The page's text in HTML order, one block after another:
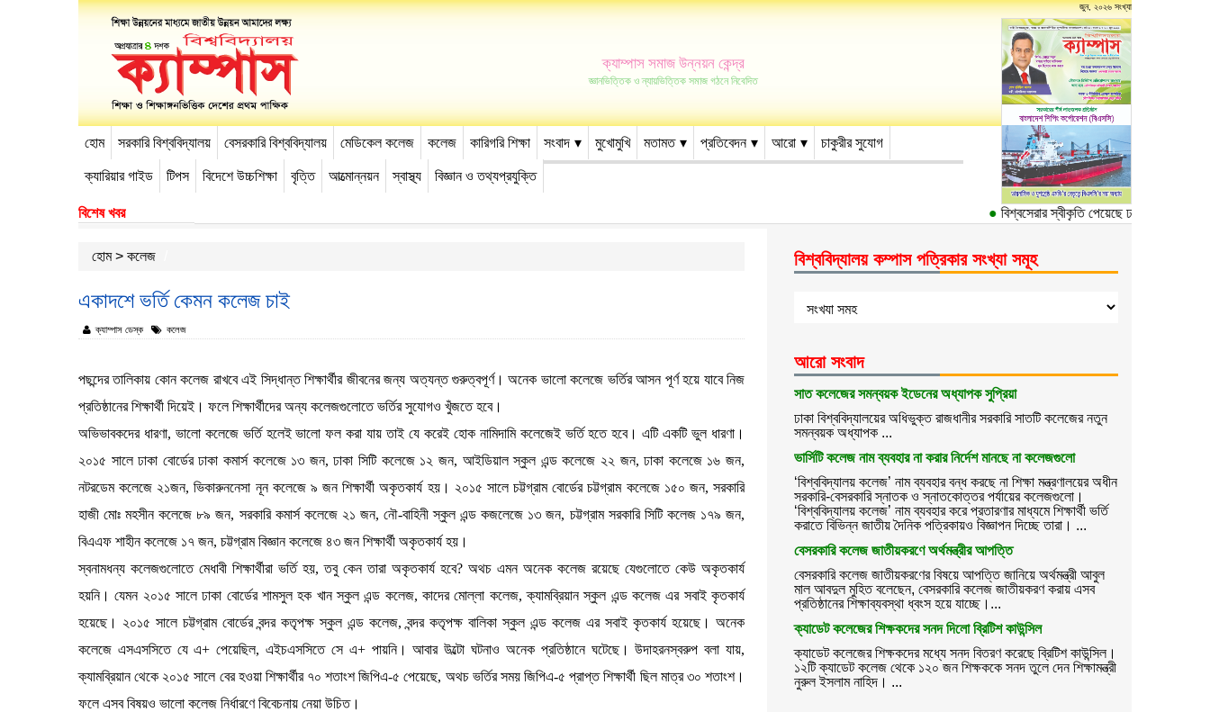
ক্যাম্পাস সমাজ উন্নয়ন কেন্দ্র
জ্ঞানভিত্তিক ও ন্যায়ভিত্তিক সমাজ গঠনে নিবেদিত
জুন, ২০২৬ সংখ্যা
হোম সরকারি বিশ্ববিদ্যালয় বেসরকারি বিশ্ববিদ্যালয় মেডিকেল কলেজ কলেজ কারিগরি শিক্ষা সংবাদ মুখোমুখি মতামত প্রতিবেদন আরো চাকুরীর সুযোগ
ক্যারিয়ার গাইড টিপস বিদেশে উচ্চশিক্ষা বৃত্তি আত্মোন্নয়ন স্বাস্থ্য বিজ্ঞান ও তথ্যপ্রযুক্তি
-->
বিশেষ খবর বিশ্বসেরার স্বীকৃতি পেয়েছে ঢাকা বিশ্ববিদ্যালয়ের
হোম> কলেজ
একাদশে ভর্তি কেমন কলেজ চাই
ক্যাম্পাস ডেস্ক কলেজ
পছন্দের তালিকায় কোন কলেজ রাখবে এই সিদ্ধান্ত শিক্ষার্থীর জীবনের জন্য অত্যন্ত গুরুত্বপূর্ণ। অনেক ভালো কলেজে ভর্তির আসন পূর্ণ হয়ে যাবে নিজ
প্রতিষ্ঠানের শিক্ষার্থী দিয়েই। ফলে শিক্ষার্থীদের অন্য কলেজগুলোতে ভর্তির সুযোগও খুঁজতে হবে।
অভিভাবকদের ধারণা, ভালো কলেজে ভর্তি হলেই ভালো ফল করা যায় তাই যে করেই হোক নামিদামি কলেজেই ভর্তি হতে হবে। এটি একটি ভুল ধারণা।
২০১৫ সালে ঢাকা বোর্ডের ঢাকা কমার্স কলেজে ১৩ জন, ঢাকা সিটি কলেজে ১২ জন, আইডিয়াল স্কুল এন্ড কলেজে ২২ জন, ঢাকা কলেজে ১৬ জন,
নটরডেম কলেজে ২১জন, ভিকারুননেসা নূন কলেজে ৯ জন শিক্ষার্থী অকৃতকার্য হয়। ২০১৫ সালে চট্টগ্রাম বোর্ডের চট্টগ্রাম কলেজে ১৫০ জন, সরকারি
হাজী মোঃ মহসীন কলেজে ৮৯ জন, সরকারি কমার্স কলেজে ২১ জন, নৌ-বাহিনী স্কুল এন্ড কজলেজে ১৩ জন, চট্টগ্রাম সরকারি সিটি কলেজ ১৭৯ জন,
বিএএফ শাহীন কলেজে ১৭ জন, চট্টগ্রাম বিজ্ঞান কলেজে ৪৩ জন শিক্ষার্থী অকৃতকার্য হয়।
স্বনামধন্য কলেজগুলোতে মেধাবী শিক্ষার্থীরা ভর্তি হয়, তবু কেন তারা অকৃতকার্য হবে? অথচ এমন অনেক কলেজ রয়েছে যেগুলোতে কেউ অকৃতকার্য
হয়নি। যেমন ২০১৫ সালে ঢাকা বোর্ডের শামসুল হক খান স্কুল এন্ড কলেজ, কাদের মোল্লা কলেজ, ক্যামব্রিয়ান স্কুল এন্ড কলেজ এর সবাই কৃতকার্য
হয়েছে। ২০১৫ সালে চট্টগ্রাম বোর্ডের বন্দর কতৃপক্ষ স্কুল এন্ড কলেজ, বন্দর কতৃপক্ষ বালিকা স্কুল এন্ড কলেজ এর সবাই কৃতকার্য হয়েছে। অনেক
কলেজে এসএসসিতে যে এ+ পেয়েছিল, এইচএসসিতে সে এ+ পায়নি। আবার উল্টো ঘটনাও অনেক প্রতিষ্ঠানে ঘটেছে। উদাহরনস্বরুপ বলা যায়,
ক্যামব্রিয়ান থেকে ২০১৫ সালে বের হওয়া শিক্ষার্থীর ৭০ শতাংশ জিপিএ-৫ পেয়েছে, অথচ ভর্তির সময় জিপিএ-৫ প্রাপ্ত শিক্ষার্থী ছিল মাত্র ৩০ শতাংশ।
ফলে এসব বিষয়ও ভালো কলেজ নির্ধারণে বিবেচনায় নেয়া উচিত।
বিশ্ববিদ্যালয় কম্পাস পত্রিকার সংখ্যা সমূহ
আরো সংবাদ
সাত কলেজের সমন্বয়ক ইডেনের অধ্যাপক সুপ্রিয়া
ঢাকা বিশ্ববিদ্যালয়ের অধিভুক্ত রাজধানীর সরকারি সাতটি কলেজের নতুন
সমন্বয়ক অধ্যাপক ...
ভার্সিটি কলেজ নাম ব্যবহার না করার নির্দেশ মানছে না কলেজগুলো
‘বিশ্ববিদ্যালয় কলেজ’ নাম ব্যবহার বন্ধ করছে না শিক্ষা মন্ত্রণালয়ের অধীন
সরকারি-বেসরকারি স্নাতক ও স্নাতকোত্তর পর্যায়ের কলেজগুলো।
‘বিশ্ববিদ্যালয় কলেজ’ নাম ব্যবহার করে প্রতারণার মাধ্যমে শিক্ষার্থী ভর্তি
করাতে বিভিন্ন জাতীয় দৈনিক পত্রিকায়ও বিজ্ঞাপন দিচ্ছে তারা। ...
বেসরকারি কলেজ জাতীয়করণে অর্থমন্ত্রীর আপত্তি
বেসরকারি কলেজ জাতীয়করণের বিষয়ে আপত্তি জানিয়ে অর্থমন্ত্রী আবুল
মাল আবদুল মুহিত বলেছেন, বেসরকারি কলেজ জাতীয়করণ করায় এসব
প্রতিষ্ঠানের শিক্ষাব্যবস্থা ধ্বংস হয়ে যাচ্ছে।...
ক্যাডেট কলেজের শিক্ষকদের সনদ দিলো ব্রিটিশ কাউন্সিল
ক্যাডেট কলেজের শিক্ষকদের মধ্যে সনদ বিতরণ করেছে ব্রিটিশ কাউন্সিল।
১২টি ক্যাডেট কলেজ থেকে ১২০ জন শিক্ষককে সনদ তুলে দেন শিক্ষামন্ত্রী
নুরুল ইসলাম নাহিদ। ...